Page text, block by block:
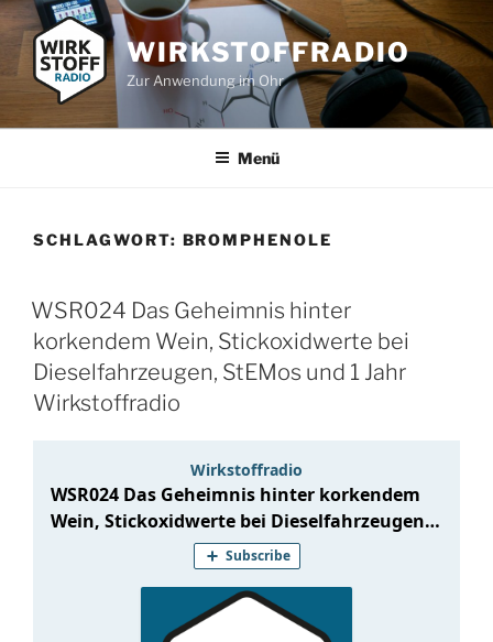
Zum
Inhalt
springen
WIRKSTOFFRADIO
Zur Anwendung im Ohr
Menü
SCHLAGWORT: BROMPHENOLE
WSR024 Das Geheimnis hinter
korkendem Wein, Stickoxidwerte bei
Dieselfahrzeugen, StEMos und 1 Jahr
Wirkstoffradio